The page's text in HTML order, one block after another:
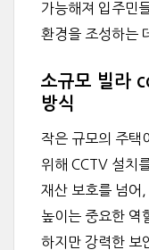
가능해져 입주민
환경을 조성하는
소규모 빌라
방식
작은 규모의 주택
위해 CCTV 설치
재산 보호를 넘어
높이는 중요한 역
하지만 강력한 보